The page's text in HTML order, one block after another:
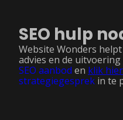
SEO hulp
Website Wonders
advies en de uitvoering
SEO aanbod en klik hier
strategiegesprek in te